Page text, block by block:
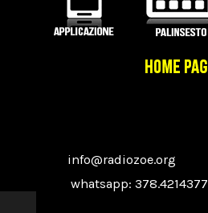
info@radiozoe.org
whatsapp: 378.4214377